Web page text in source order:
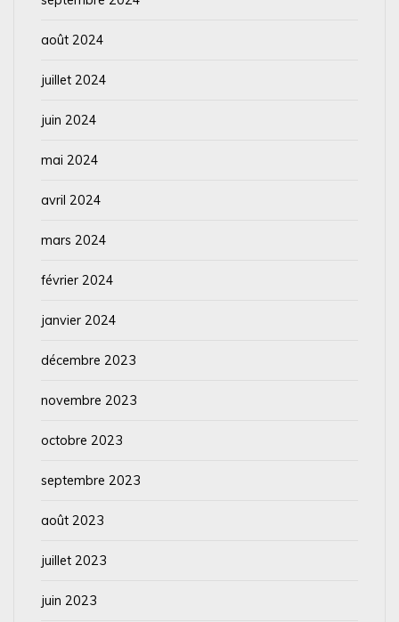
août 2024
juillet 2024
juin 2024
mai 2024
avril 2024
mars 2024
février 2024
janvier 2024
décembre 2023
novembre 2023
octobre 2023
septembre 2023
août 2023
juillet 2023
juin 2023